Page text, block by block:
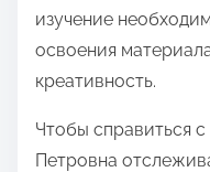
изучение
освоения
креативность.
Чтобы справиться
Петровна